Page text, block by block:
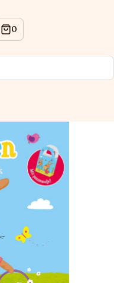
en ontvang
op te nemen, in